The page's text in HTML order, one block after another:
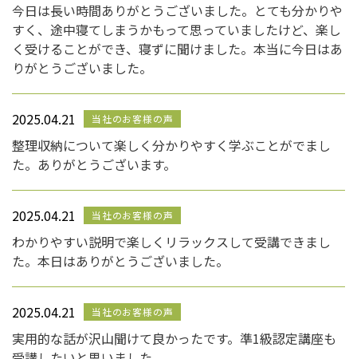
今日は長い時間ありがとうございました。とても分かりや
すく、途中寝てしまうかもって思っていましたけど、楽し
く受けることができ、寝ずに聞けました。本当に今日はあ
りがとうございました。
2025.04.21 当社のお客様の声
整理収納について楽しく分かりやすく学ぶことがでまし
た。ありがとうございます。
2025.04.21 当社のお客様の声
わかりやすい説明で楽しくリラックスして受講できまし
た。本日はありがとうございました。
2025.04.21 当社のお客様の声
実用的な話が沢山聞けて良かったです。準1級認定講座も